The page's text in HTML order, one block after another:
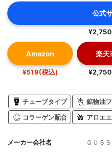
公式
Amazon
¥519(税込)
楽天
チューブタイプ 鉱物油
コラーゲン配合 アロエ
メーカー会社名
ＧＵＳ